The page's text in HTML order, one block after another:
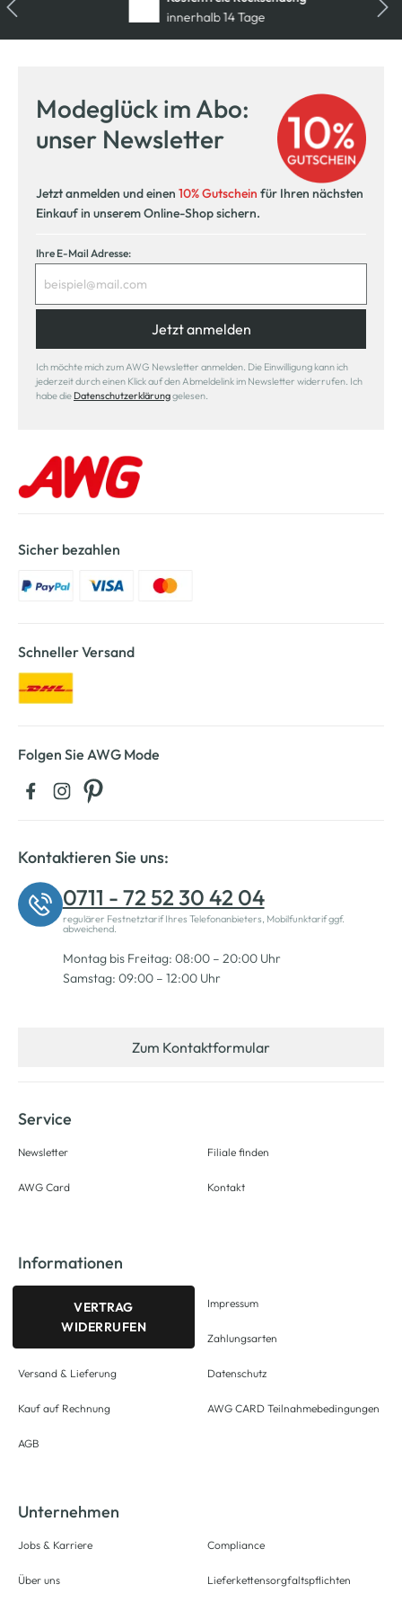
innerhalb 14 Tage
Modeglück im Abo:
unser Newsletter
Jetzt anmelden und einen 10% Gutschein für Ihren nächsten
Einkauf in unserem Online-Shop sichern.
Ihre E-Mail Adresse:
Jetzt anmelden
Ich möchte mich zum AWG Newsletter anmelden. Die Einwilligung kann ich
jederzeit durch einen Klick auf den Abmeldelink im Newsletter widerrufen. Ich
habe die Datenschutzerklärunggelesen.
Sicher bezahlen
Schneller Versand
Folgen Sie AWG Mode
Kontaktieren Sie uns:
0711 - 72 52 30 42 04
regulärer Festnetztarif Ihres Telefonanbieters, Mobilfunktarif ggf.
abweichend.
Montag bis Freitag: 08:00 – 20:00 Uhr
Samstag: 09:00 – 12:00 Uhr
Zum Kontaktformular
Service
Newsletter
AWG Card
Filiale finden
Kontakt
Informationen
VERTRAG
WIDERRUFEN
Versand & Lieferung
Kauf auf Rechnung
AGB
Impressum
Zahlungsarten
Datenschutz
AWG CARD Teilnahmebedingungen
Unternehmen
Jobs & Karriere
Über uns
Compliance
Lieferkettensorgfaltspflichten